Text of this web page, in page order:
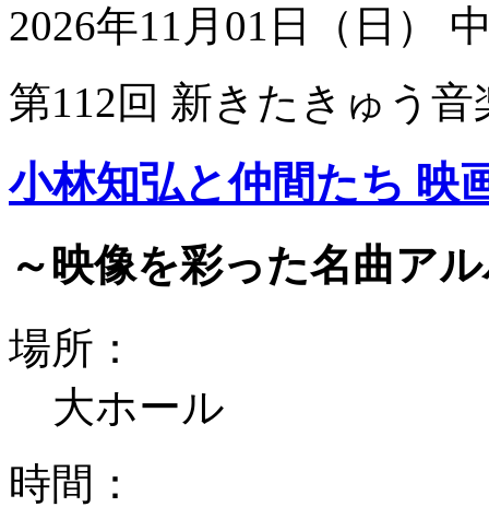
2026年11月01日（日）
第112回 新きたきゅう音
小林知弘と仲間たち 映
～映像を彩った名曲ア
場所：
大ホール
時間：